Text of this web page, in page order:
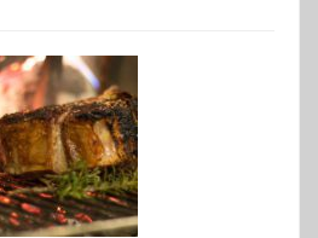
–
die
Gelegenheit,
neue
Reiseziele
zu
entdecken